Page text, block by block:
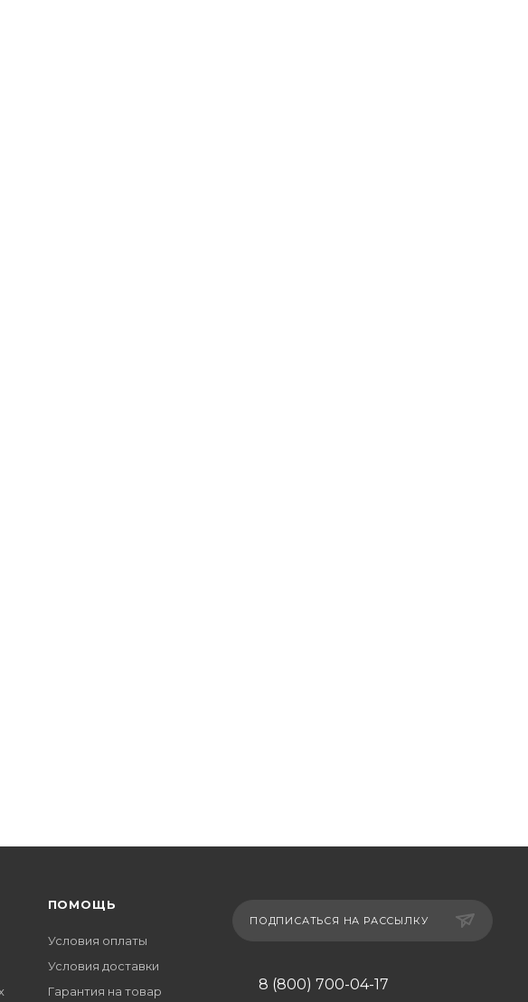
ПОМОЩЬ
Условия оплаты
Условия доставки
Гарантия на товар
ПОДПИСАТЬСЯ НА РАССЫЛКУ
8 (800) 700-04-17